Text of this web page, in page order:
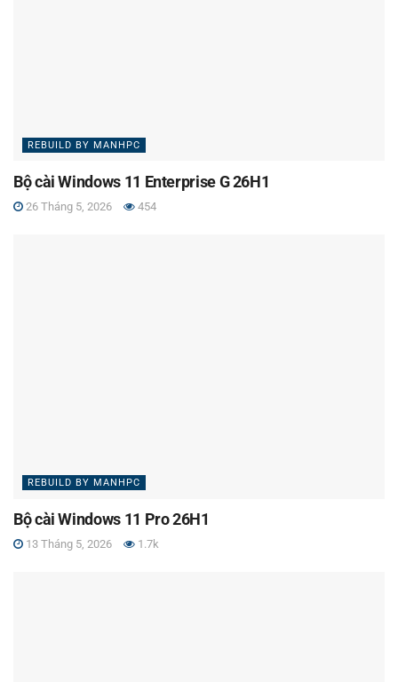
REBUILD BY MANHPC
Bộ cài Windows 11 Enterprise G 26H1
26 Tháng 5, 2026 454
REBUILD BY MANHPC
Bộ cài Windows 11 Pro 26H1
13 Tháng 5, 2026 1.7k